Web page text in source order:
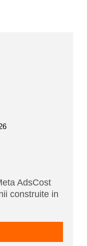
AdsCost
construite in